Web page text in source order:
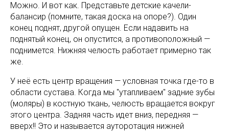
Можно. И вот как. Представьте детские качели-
балансир (помните, такая доска на опоре?). Один
конец поднят, другой опущен. Если надавить на
поднятый конец, он опустится, а противоположный —
поднимется. Нижняя челюсть работает примерно так
же.
У неё есть центр вращения — условная точка где-то в
области сустава. Когда мы "утапливаем" задние зубы
(моляры) в костную ткань, челюсть вращается вокруг
этого центра. Задняя часть идет вниз, передняя —
вверх!! Это и называется ауторотация нижней